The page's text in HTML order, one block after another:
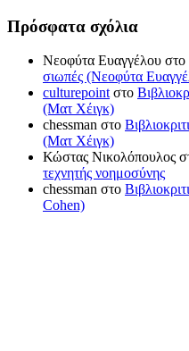
Πρόσφατα σχόλια
Νεοφύτα Ευαγγέλου στο
σιωπές (Νεοφύτα
culturepoint στο
(Ματ Χέιγκ)
chessman στο
(Ματ Χέιγκ)
Κώστας Νικολόπουλος
τεχνητής νοημοσύνης
chessman στο
Cohen)